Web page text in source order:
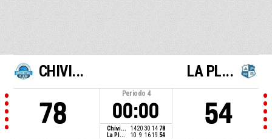
CHIVI...
78
Periodo 4
00:00
Chivi... 1420 30 14 78
La Pl...
10 9 16 19 54
LA PL...
54